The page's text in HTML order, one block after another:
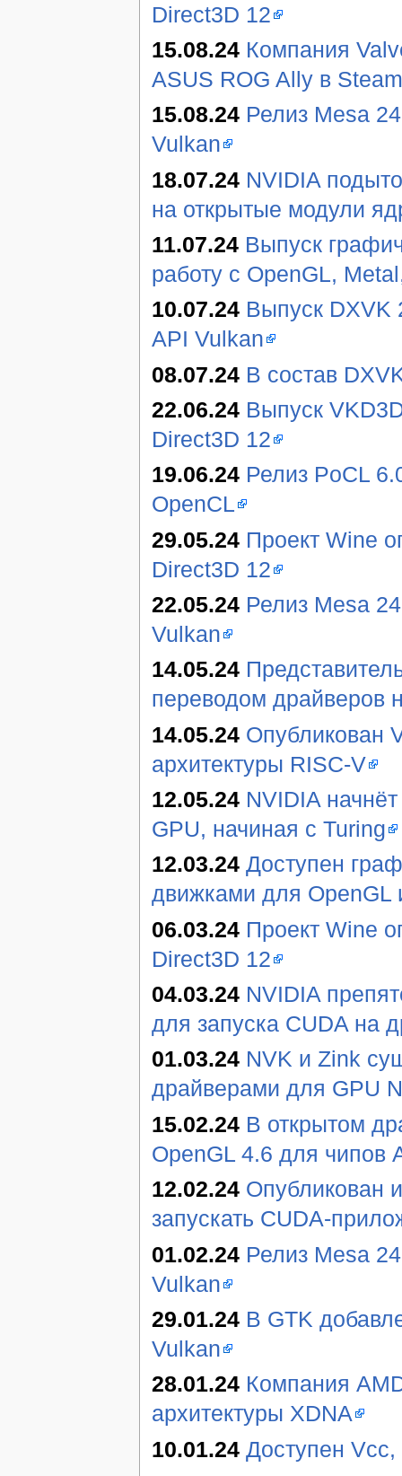
Direct3D 12
15.08.24 Компания
ASUS ROG Ally в
15.08.24 Релиз Mesa
Vulkan
18.07.24 NVIDIA
на открытые модули
11.07.24 Выпуск
работу с OpenGL,
10.07.24 Выпуск DXVK
API Vulkan
08.07.24 В состав
22.06.24 Выпуск
Direct3D 12
19.06.24 Релиз PoCL
OpenCL
29.05.24 Проект Wine
Direct3D 12
22.05.24 Релиз Mesa
Vulkan
14.05.24
переводом драйверов
14.05.24 Опубликован
архитектуры RISC-V
12.05.24 NVIDIA
GPU, начиная с Turing
12.03.24 Доступен
движками для OpenGL
06.03.24 Проект Wine
Direct3D 12
04.03.24 NVIDIA
для запуска CUDA на
01.03.24 NVK и Zink
драйверами для GPU
15.02.24 В открытом
OpenGL 4.6 для чипов
12.02.24 Опубликован
запускать CUDA-
01.02.24 Релиз Mesa
Vulkan
29.01.24 В GTK
Vulkan
28.01.24 Компания
архитектуры XDNA
10.01.24 Доступен